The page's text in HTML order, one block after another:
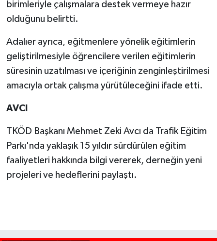
birimleriyle çalışmalara destek vermeye hazır
olduğunu belirtti.
Adalıer ayrıca, eğitmenlere yönelik eğitimlerin
geliştirilmesiyle öğrencilere verilen eğitimlerin
süresinin uzatılması ve içeriğinin zenginleştirilmesi
amacıyla ortak çalışma yürütüleceğini ifade etti.
AVCI
TKÖD Başkanı Mehmet Zeki Avcı da Trafik Eğitim
Parkı'nda yaklaşık 15 yıldır sürdürülen eğitim
faaliyetleri hakkında bilgi vererek, derneğin yeni
projeleri ve hedeflerini paylaştı.